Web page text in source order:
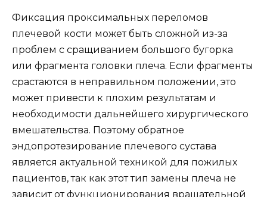
Фиксация проксимальных переломов
плечевой кости может быть сложной из-за
проблем с сращиванием большого бугорка
или фрагмента головки плеча. Если фрагменты
срастаются в неправильном положении, это
может привести к плохим результатам и
необходимости дальнейшего хирургического
вмешательства. Поэтому обратное
эндопротезирование плечевого сустава
является актуальной техникой для пожилых
пациентов, так как этот тип замены плеча не
зависит от функционирования вращательной